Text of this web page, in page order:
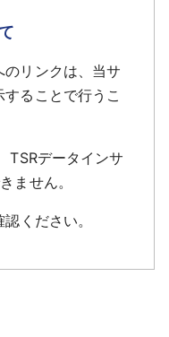
リンクは、当サ
ることで行うこ
データインサ
ません。
認ください。